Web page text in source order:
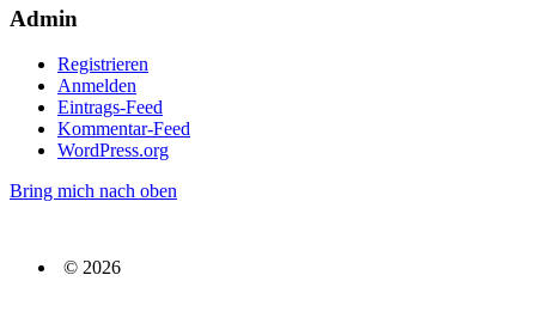
Admin
Registrieren
Anmelden
Eintrags-Feed
Kommentar-Feed
WordPress.org
Bring mich nach oben
© 2026